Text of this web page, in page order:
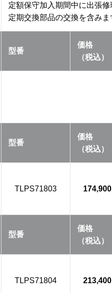
定額保守加入期間中に出張修
定期交換部品の交換を含みま
型番
価格
（税込）
型番
価格
（税込）
TLPS71803 174,900
型番
価格
（税込）
TLPS71804 213,400